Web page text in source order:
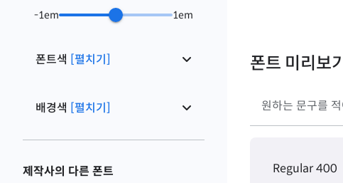
-1em 1em
폰트색 [펼치기]
배경색 [펼치기]
제작사의 다른 폰트
폰트 미리보기
Regular 400